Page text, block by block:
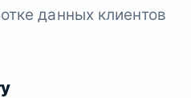
данных клиентов